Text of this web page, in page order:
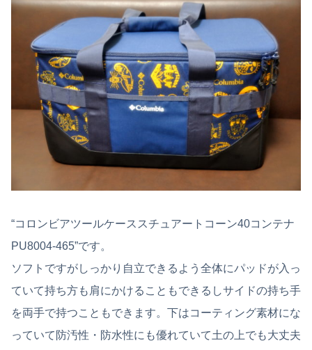
“コロンビアツールケーススチュアートコーン40コンテナ
PU8004-465”です。
ソフトですがしっかり自立できるよう全体にパッドが入っ
ていて持ち方も肩にかけることもできるしサイドの持ち手
を両手で持つこともできます。下はコーティング素材にな
っていて防汚性・防水性にも優れていて土の上でも大丈夫